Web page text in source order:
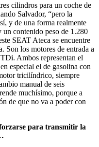
cilindros para un coche de
Salvador, “pero la
y de una forma realmente
contenido peso de 1.280
SEAT Ateca se encuentre
Son los motores de entrada a
Ambos representan el
especial el de gasolina con
tricilíndrico, siempre
manual de seis
muchísimo, porque a
de que no va a poder con
para transmitir la